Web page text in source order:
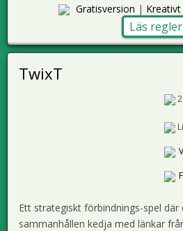
Gratisversion | Kreativt
Läs regler
TwixT
2
Ett strategiskt förbindnings-spel där
sammanhållen kedja med länkar